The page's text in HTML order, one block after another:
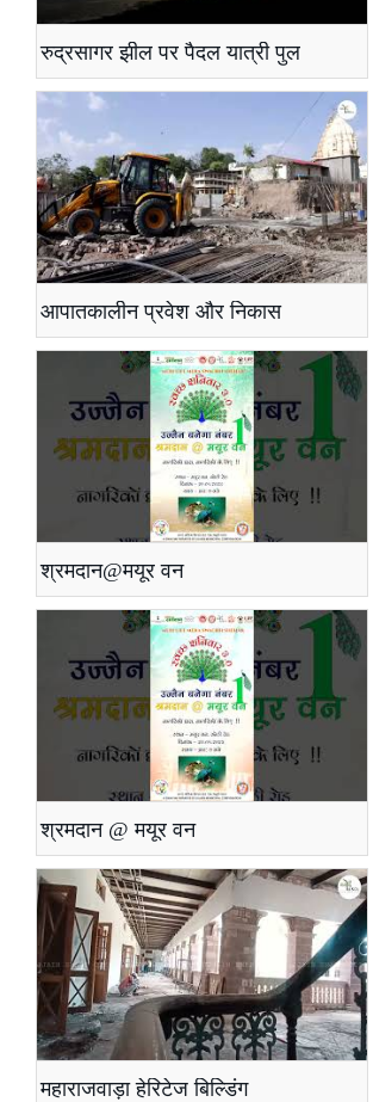
रुद्रसागर झील पर पैदल यात्री पुल
आपातकालीन प्रवेश और निकास
श्रमदान@मयूर वन
श्रमदान @ मयूर वन
महाराजवाड़ा हेरिटेज बिल्डिंग